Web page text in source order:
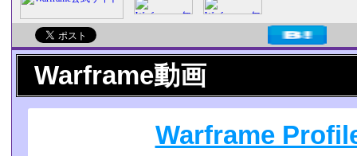
Warframe動画
Warframe